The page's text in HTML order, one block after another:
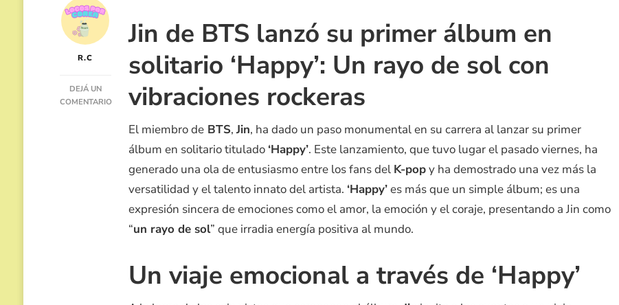
R.C
DEJÁ UN
COMENTARIO
Jin de BTS lanzó su primer álbum en
solitario ‘Happy’: Un rayo de sol con
vibraciones rockeras
El miembro deBTS, Jin, ha dado un paso monumental en su carrera al lanzar su primer
álbum en solitario titulado ‘Happy’. Este lanzamiento, que tuvo lugar el pasado viernes, ha
generado una ola de entusiasmo entre los fans del K-popy ha demostrado una vez más la
versatilidad y el talento innato del artista. ‘Happy’es más que un simple álbum; es una
expresión sincera de emociones como el amor, la emoción y el coraje, presentando a Jin como
“un rayo de sol” que irradia energía positiva al mundo.
Un viaje emocional a través de ‘Happy’